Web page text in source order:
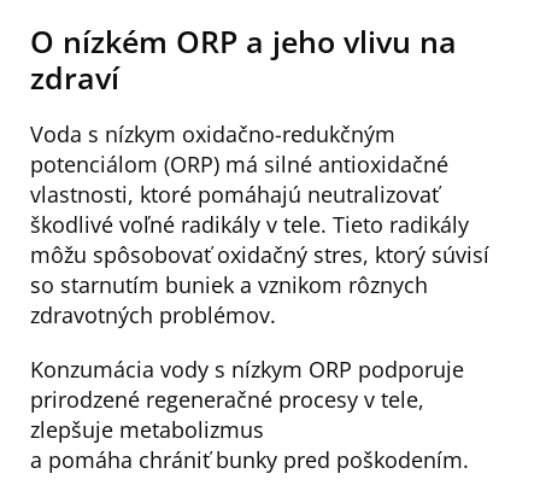
O nízkém ORP a jeho vlivu na
zdraví
Voda s nízkym oxidačno-redukčným
potenciálom (ORP) má silné antioxidačné
vlastnosti, ktoré pomáhajú neutralizovať
škodlivé voľné radikály v tele. Tieto radikály
môžu spôsobovať oxidačný stres, ktorý súvisí
so starnutím buniek a vznikom rôznych
zdravotných problémov.
Konzumácia vody s nízkym ORP podporuje
prirodzené regeneračné procesy v tele,
zlepšuje metabolizmus
a pomáha chrániť bunky pred poškodením.